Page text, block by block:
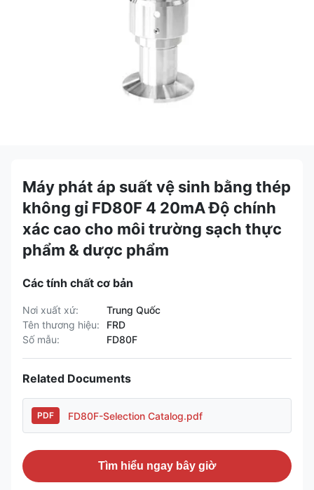
Máy phát áp suất vệ sinh bằng thép
không gỉ FD80F 4 20mA Độ chính
xác cao cho môi trường sạch thực
phẩm & dược phẩm
Các tính chất cơ bản
Nơi xuất xứ:
Trung Quốc
Tên thương hiệu:
FRD
Số mẫu:
FD80F
Related Documents
PDF FD80F-Selection Catalog.pdf
Tìm hiểu ngay bây giờ